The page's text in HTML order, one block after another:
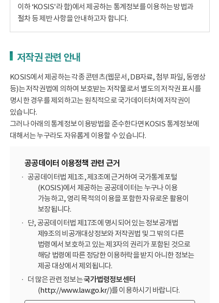
이하 ‘KOSIS'라 함)에서 제공하는 통계정보를 이용하는 방법과
절차 등 제반 사항을 안내하고자 합니다.
저작권 관련 안내
KOSIS에서 제공하는 각종 콘텐츠(웹문서, DB자료, 첨부 파일, 동영상
등)는 저작권법에 의하여 보호받는 저작물로서 별도의 저작권 표시를
명시한 경우를 제외하고는 원칙적으로 국가데이터처에 저작권이
있습니다.
그러나 아래의 통계정보 이용방법을 준수한다면 KOSIS 통계정보에
대해서는 누구라도 자유롭게 이용할 수 있습니다.
공공데이터 이용정책 관련 근거
공공데이터법 제1조, 제3조에 근거하여 국가통계포털
(KOSIS)에서 제공하는 공공데이터는 누구나 이용
가능하고, 영리 목적의 이용을 포함한 자유로운 활용이
보장됩니다.
단, 공공데이터법 제17조에 명시되어 있는 정보공개법
제9조의 비공개대상정보와 저작권법 및 그 밖의 다른
법령에서 보호하고 있는 제3자의 권리가 포함된 것으로
해당 법령에 따른 정당한 이용허락을 받지 아니한 정보는
제공 대상에서 제외됩니다.
더 많은 관련 정보는국가법령정보센터
(http://www.law.go.kr/)를 이용하시기 바랍니다.